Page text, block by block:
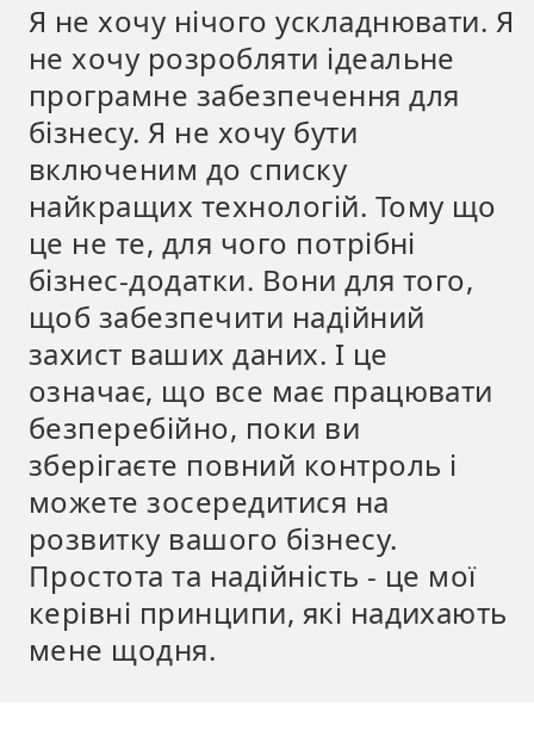
Я не хочу нічого ускладнювати. Я
не хочу розробляти ідеальне
програмне забезпечення для
бізнесу. Я не хочу бути
включеним до списку
найкращих технологій. Тому що
це не те, для чого потрібні
бізнес-додатки. Вони для того,
щоб забезпечити надійний
захист ваших даних. І це
означає, що все має працювати
безперебійно, поки ви
зберігаєте повний контроль і
можете зосередитися на
розвитку вашого бізнесу.
Простота та надійність - це мої
керівні принципи, які надихають
мене щодня.